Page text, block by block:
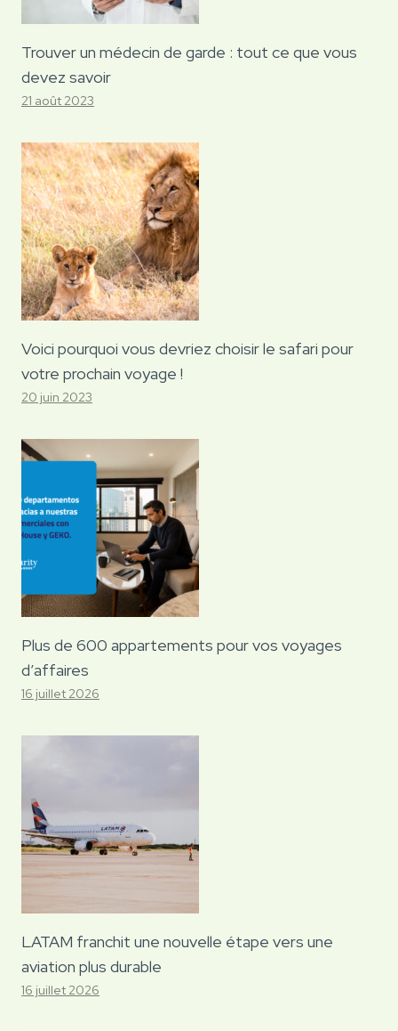
Trouver un médecin de garde : tout ce que vous
devez savoir
21 août 2023
Voici pourquoi vous devriez choisir le safari pour
votre prochain voyage !
20 juin 2023
Plus de 600 appartements pour vos voyages
d’affaires
16 juillet 2026
LATAM franchit une nouvelle étape vers une
aviation plus durable
16 juillet 2026